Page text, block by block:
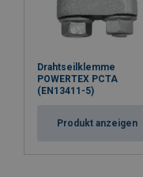
Drahtseilklemme
POWERTEX PCTA
(EN13411-5)
Produkt anzeigen